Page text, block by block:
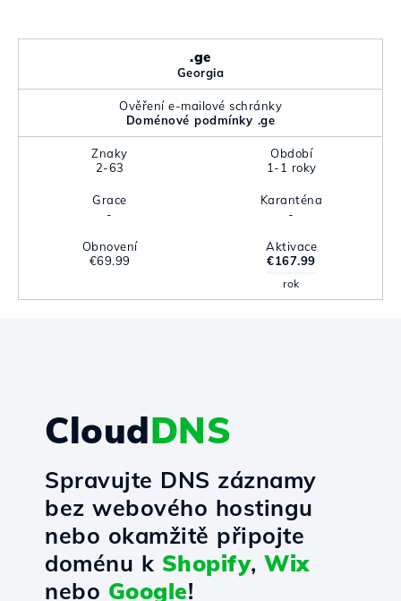
.ge
Georgia
Ověření e-mailové schránky
Doménové podmínky .ge
Znaky
2-63
Období
1-1 roky
Grace
-
Karanténa
-
Obnovení
€69.99
Aktivace
€167.99
rok
CloudDNS
Spravujte DNS záznamy
bez webového hostingu
nebo okamžitě připojte
doménu k Shopify, Wix
nebo Google!